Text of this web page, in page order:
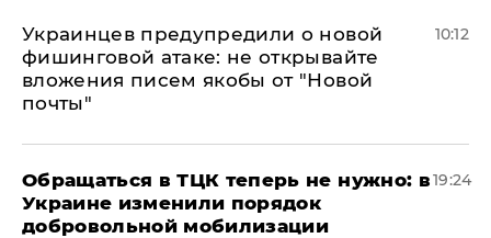
Украинцев предупредили о новой
фишинговой атаке: не открывайте
вложения писем якобы от "Новой
почты"
10:12
Обращаться в ТЦК теперь не нужно: в
Украине изменили порядок
добровольной мобилизации
19:24